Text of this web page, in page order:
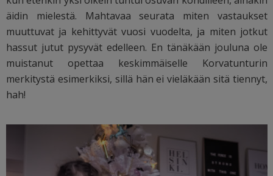
äidin mielestä. Mahtavaa seurata miten vastaukset
muuttuvat ja kehittyvät vuosi vuodelta, ja miten jotkut
hassut jutut pysyvät edelleen. En tänäkään jouluna ole
muistanut opettaa keskimmäiselle Korvatunturin
merkitystä esimerkiksi, sillä hän ei vieläkään sitä tiennyt,
hah!